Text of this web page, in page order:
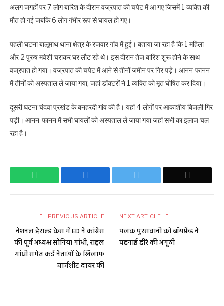
अलग जगहों पर 7 लोग बारिश के दौरान वज्रपात की चपेट में आ गए जिसमें 1 व्यक्ति की
मौत हो गई जबकि 6 लोग गंभीर रूप से घायल हो गए।
पहली घटना बालूमाथ थाना क्षेत्र के रजवार गांव में हुई। बताया जा रहा है कि 1 महिला
और 2 पुरुष मवेशी चराकर घर लौट रहे थे। इस दौरान तेज बारिश शुरू होने के साथ
वज्रपात हो गया। वज्रपात की चपेट में आने से तीनों जमीन पर गिर पड़े। आनन-फानन
में तीनों को अस्पताल ले जाया गया, जहां डॉक्टरों ने 1 व्यक्ति को मृत घोषित कर दिया।
दूसरी घटना चंदवा प्रखंड के बनहरदी गांव की है। यहां 4 लोगों पर आकाशीय बिजली गिर
पड़ी। आनन-फानन में सभी घायलों को अस्पताल ले जाया गया जहां सभी का इलाज चल
रहा है।
PREVIOUS ARTICLE
नेशनल हेराल्ड केस में ED ने कांग्रेस
की पूर्व अध्यक्ष सोनिया गांधी, राहुल
गांधी समेत कई नेताओं के खिलाफ
चार्जशीट दायर की
NEXT ARTICLE
पलक पुरसवानी को बॉयफ्रेंड ने
पहनाई हीरे की अंगूठी